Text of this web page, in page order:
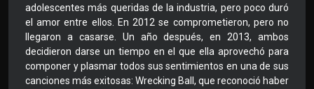
adolescentes más queridas de la industria, pero poco duró
el amor entre ellos. En 2012 se comprometieron, pero no
llegaron a casarse. Un año después, en 2013, ambos
decidieron darse un tiempo en el que ella aprovechó para
componer y plasmar todos sus sentimientos en una de sus
canciones más exitosas: Wrecking Ball, que reconoció haber